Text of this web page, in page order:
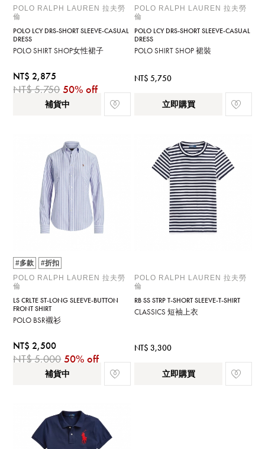
POLO RALPH LAUREN 拉夫勞
倫
POLO LCY DRS-SHORT SLEEVE-CASUAL
DRESS
POLO SHIRT SHOP女性裙子
NT$ 2,875
NT$ 5,750 50% off
補貨中
POLO RALPH LAUREN 拉夫勞
倫
POLO LCY DRS-SHORT SLEEVE-CASUAL
DRESS
POLO SHIRT SHOP 裙裝
NT$ 5,750
立即購買
#多款
#折扣
POLO RALPH LAUREN 拉夫勞
倫
LS CRLTE ST-LONG SLEEVE-BUTTON
FRONT SHIRT
POLO BSR襯衫
NT$ 2,500
NT$ 5,000 50% off
補貨中
POLO RALPH LAUREN 拉夫勞
倫
RB SS STRP T-SHORT SLEEVE-T-SHIRT
CLASSICS 短袖上衣
NT$ 3,300
立即購買